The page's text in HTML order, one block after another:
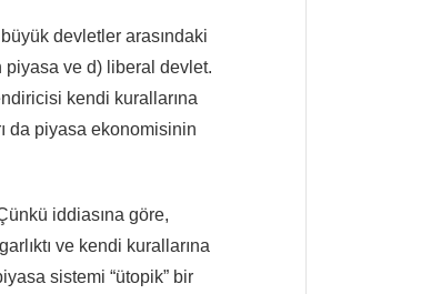
devletler arasındaki
piyasa ve d) liberal devlet.
kendi kurallarına
da piyasa ekonomisinin
iddiasına göre,
ve kendi kurallarına
sistemi “ütopik” bir